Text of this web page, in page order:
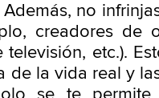
no
creadores de
televisión, etc.).
de la vida real y